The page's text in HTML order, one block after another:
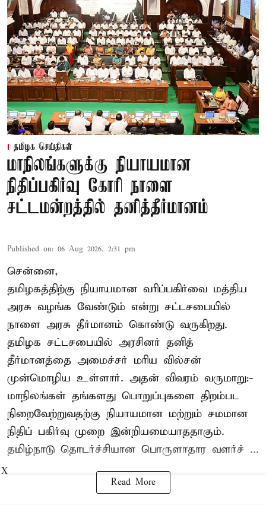
தமிழக செய்திகள்
மாநிலங்களுக்கு நியாயமான
நிதிப்பகிர்வு கோரி நாளை
சட்டமன்றத்தில் தனித்தீர்மானம்
Published on: 06 Aug 2026, 2:31 pm
சென்னை,
தமிழகத்திற்கு நியாயமான வரிப்பகிர்வை மத்திய
அரசு வழங்க வேண்டும் என்று சட்டசபையில்
நாளை அரசு தீர்மானம் கொண்டு வருகிறது.
தமிழக சட்டசபையில் அரசினர் தனித்
தீர்மானத்தை அமைச்சர் மரிய வில்சன்
முன்மொழிய உள்ளார். அதன் விவரம் வருமாறு:-
மாநிலங்கள் தங்களது பொறுப்புகளை திறம்பட
நிறைவேற்றுவதற்கு நியாயமான மற்றும் சமமான
நிதிப் பகிர்வு முறை இன்றியமையாததாகும்.
தமிழ்நாடு தொடர்ச்சியான பொருளாதார வளர்ச் ...
Read More
X